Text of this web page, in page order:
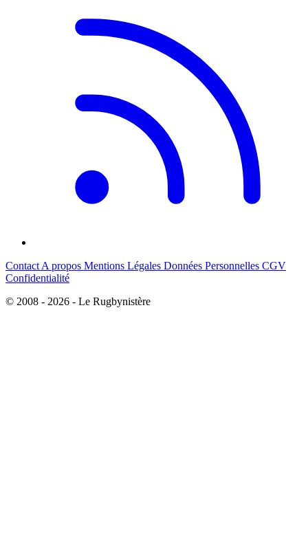
Contact A propos Mentions Légales Données Personnelles CGV
Confidentialité
© 2008 - 2026 - Le Rugbynistère